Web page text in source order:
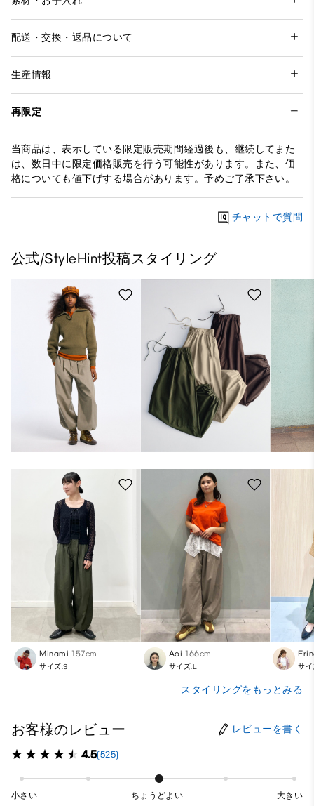
配送・交換・返品について
生産情報
再限定
当商品は、表示している限定販売期間経過後も、継続してまた
は、数日中に限定価格販売を行う可能性があります。また、価
格についても値下げする場合があります。予めご了承下さい。
チャットで質問
公式/StyleHint投稿スタイリング
Minami 157cm
サイズ:S
Aoi 166cm
サイズ:L サイ
スタイリングをもっとみる
お客様のレビュー レビューを書く
4.5(525)
小さい ちょうどよい 大きい